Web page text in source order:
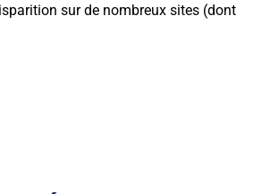
sur de nombreux sites (dont